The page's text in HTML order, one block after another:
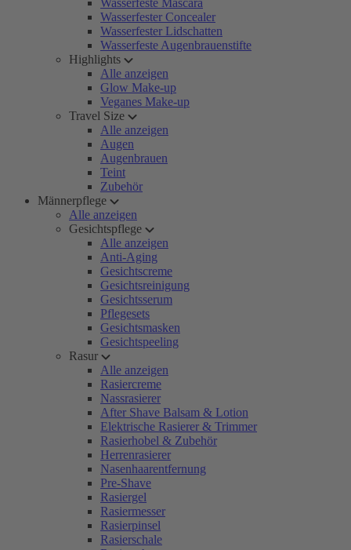
Wasserfeste Mascara
Wasserfester Concealer
Wasserfester Lidschatten
Wasserfeste Augenbrauenstifte
Highlights
Alle anzeigen
Glow Make-up
Veganes Make-up
Travel Size
Alle anzeigen
Augen
Augenbrauen
Teint
Zubehör
Männerpflege
Alle anzeigen
Gesichtspflege
Alle anzeigen
Anti-Aging
Gesichtscreme
Gesichtsreinigung
Gesichtsserum
Pflegesets
Gesichtsmasken
Gesichtspeeling
Rasur
Alle anzeigen
Rasiercreme
Nassrasierer
After Shave Balsam & Lotion
Elektrische Rasierer & Trimmer
Rasierhobel & Zubehör
Herrenrasierer
Nasenhaarentfernung
Pre-Shave
Rasiergel
Rasiermesser
Rasierpinsel
Rasierschale